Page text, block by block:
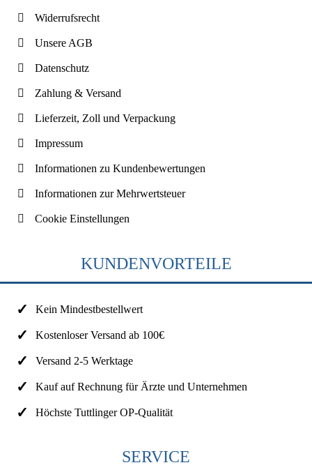
Widerrufsrecht
Unsere AGB
Datenschutz
Zahlung & Versand
Lieferzeit, Zoll und Verpackung
Impressum
Informationen zu Kundenbewertungen
Informationen zur Mehrwertsteuer
Cookie Einstellungen
KUNDENVORTEILE
Kein Mindestbestellwert
Kostenloser Versand ab 100€
Versand 2-5 Werktage
Kauf auf Rechnung für Ärzte und Unternehmen
Höchste Tuttlinger OP-Qualität
SERVICE